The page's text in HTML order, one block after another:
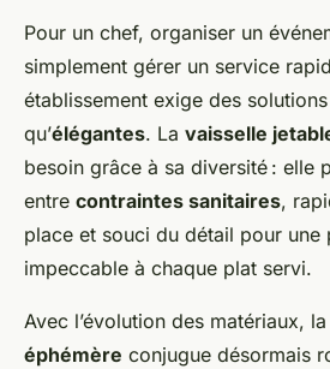
Pour un chef, organiser un
simplement gérer un service
établissement exige des
qu’élégantes. La vaisselle
besoin grâce à sa diversité : elle
entre contraintes sanitaires,
place et souci du détail pour une
impeccable à chaque plat servi.
Avec l’évolution des matériaux, la
éphémère conjugue désormais